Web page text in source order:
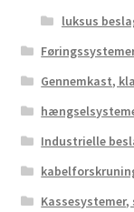
luksus
Gennemkast,
Industrielle